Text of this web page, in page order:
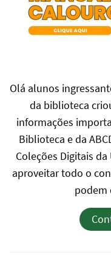
Olá alunos
da biblioteca
informações
Biblioteca e da
Coleções Digitais
aproveitar todo o
podem